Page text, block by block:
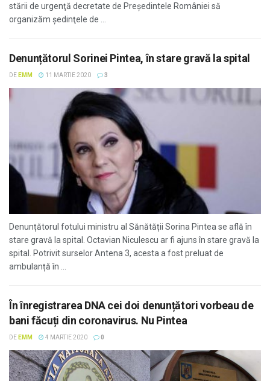
stării de urgenţă decretate de Preşedintele României să
organizăm şedinţele de ...
Denunțătorul Sorinei Pintea, în stare gravă la spital
DE EMM 11 MARTIE 2020 3
Denunțătorul fotului ministru al Sănătății Sorina Pintea se află în
stare gravă la spital. Octavian Niculescu ar fi ajuns în stare gravă la
spital. Potrivit surselor Antena 3, acesta a fost preluat de
ambulanță în ...
În înregistrarea DNA cei doi denunțători vorbeau de
bani făcuți din coronavirus. Nu Pintea
DE EMM 4 MARTIE 2020 0